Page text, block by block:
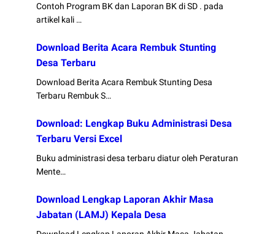
Contoh Program BK dan Laporan BK di SD . pada
artikel kali …
Download Berita Acara Rembuk Stunting
Desa Terbaru
Download Berita Acara Rembuk Stunting Desa
Terbaru Rembuk S…
Download: Lengkap Buku Administrasi Desa
Terbaru Versi Excel
Buku administrasi desa terbaru diatur oleh Peraturan
Mente…
Download Lengkap Laporan Akhir Masa
Jabatan (LAMJ) Kepala Desa